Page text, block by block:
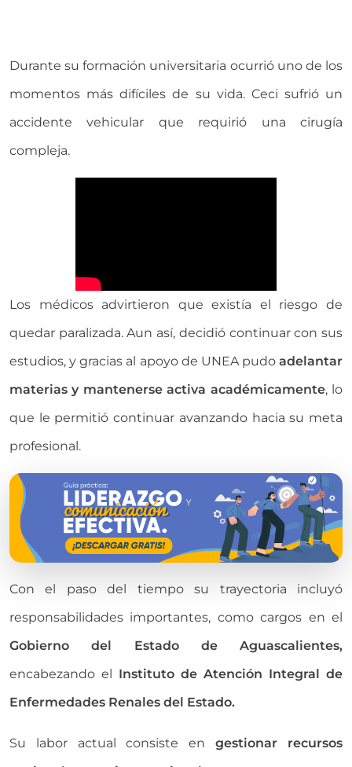
Durante su formación universitaria ocurrió uno de los
momentos más difíciles de su vida. Ceci sufrió un
accidente vehicular que requirió una cirugía
compleja.
Los médicos advirtieron que existía el riesgo de
quedar paralizada. Aun así, decidió continuar con sus
estudios, y gracias al apoyo de UNEA pudo adelantar
materias y mantenerse activa académicamente, lo
que le permitió continuar avanzando hacia su meta
profesional.
Con el paso del tiempo su trayectoria incluyó
responsabilidades importantes, como cargos en el
Gobierno del Estado de Aguascalientes,
encabezando el Instituto de Atención Integral de
Enfermedades Renales del Estado.
Su labor actual consiste engestionar recursos